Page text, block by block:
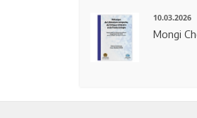
10.03.2026
Mongi